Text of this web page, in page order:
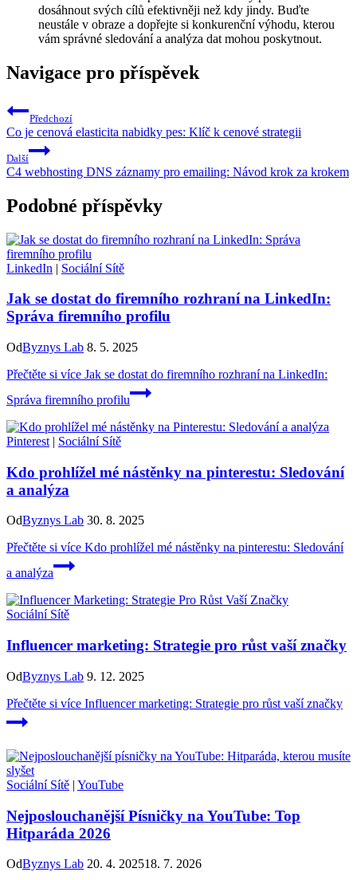
dosáhnout svých cílů efektivněji než kdy jindy. Buďte
neustále v obraze a dopřejte si konkurenční výhodu, kterou
vám správné sledování a analýza dat mohou poskytnout.
Navigace pro příspěvek
Předchozí
Co je cenová elasticita nabidky pes: Klíč k cenové strategii
Další
C4 webhosting DNS záznamy pro emailing: Návod krok za krokem
Podobné příspěvky
LinkedIn | Sociální Sítě
Jak se dostat do firemního rozhraní na LinkedIn:
Správa firemního profilu
OdByznys Lab 8. 5. 2025
Přečtěte si více Jak se dostat do firemního rozhraní na LinkedIn:
Správa firemního profilu
Pinterest | Sociální Sítě
Kdo prohlížel mé nástěnky na pinterestu: Sledování
a analýza
OdByznys Lab 30. 8. 2025
Přečtěte si více Kdo prohlížel mé nástěnky na pinterestu: Sledování
a analýza
Sociální Sítě
Influencer marketing: Strategie pro růst vaší značky
OdByznys Lab 9. 12. 2025
Přečtěte si více Influencer marketing: Strategie pro růst vaší značky
Sociální Sítě | YouTube
Nejposlouchanější Písničky na YouTube: Top
Hitparáda 2026
OdByznys Lab 20. 4. 202518. 7. 2026